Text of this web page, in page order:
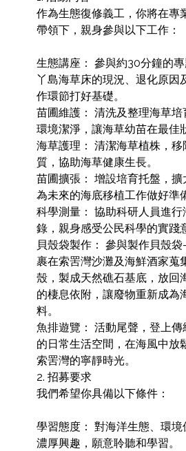
作為生態復修義工，你將在專
帶領下，親身參與以下工作：
生態講座： 參與約30分鐘的
丫島海草床的現況、退化原因
作環節打好基礎。
苗圃維護： 清洗及整理海草
環境潔淨，讓海草幼苗在最佳
海草護理： 清潔海草植株，
質，協助海草健康生長。
苗圃擴張： 增設培育托盤，擴
為未來的海底移植工作做好準
科學測量： 協助科研人員進
錄，親身感受公民科學的實踐
貝殼袋製作： 參與製作貝殼
裹在索罟灣沙灘及海鮮酒家蒐
殼，製成天然礁石基底，放回
的棲息依附，讓廢物重新成為
料。
魚排遊覽： 活動尾聲，登上
的日常生活空間，在海風中放
索罟灣的寧靜時光。
2. 招募要求
我們希望你具備以下條件：
學習態度： 對海洋生態、環
濃厚興趣，願意聆聽和學習。